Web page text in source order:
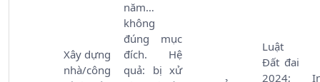
Xây dựng
nhà/công
năm…
không
đúng mục
đích. Hệ
quả: bị xử
Luật
Đất đai
2024;